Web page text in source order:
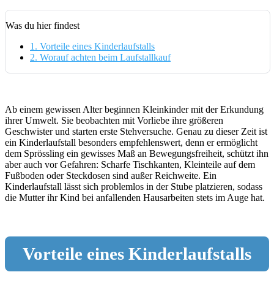
Was du hier findest
1. Vorteile eines Kinderlaufstalls
2. Worauf achten beim Laufstallkauf
Ab einem gewissen Alter beginnen Kleinkinder mit der Erkundung
ihrer Umwelt. Sie beobachten mit Vorliebe ihre größeren
Geschwister und starten erste Stehversuche. Genau zu dieser Zeit ist
ein Kinderlaufstall besonders empfehlenswert, denn er ermöglicht
dem Sprössling ein gewisses Maß an Bewegungsfreiheit, schützt ihn
aber auch vor Gefahren: Scharfe Tischkanten, Kleinteile auf dem
Fußboden oder Steckdosen sind außer Reichweite. Ein
Kinderlaufstall lässt sich problemlos in der Stube platzieren, sodass
die Mutter ihr Kind bei anfallenden Hausarbeiten stets im Auge hat.
Vorteile eines Kinderlaufstalls